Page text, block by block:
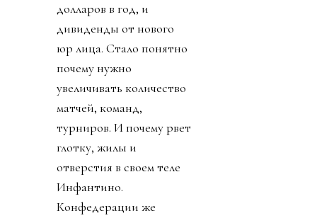
долларов в год, и
дивиденды от нового
юр лица. Стало понятно
почему нужно
увеличивать количество
матчей, команд,
турниров. И почему рвет
глотку, жилы и
отверстия в своем теле
Инфантино.
Конфедерации же